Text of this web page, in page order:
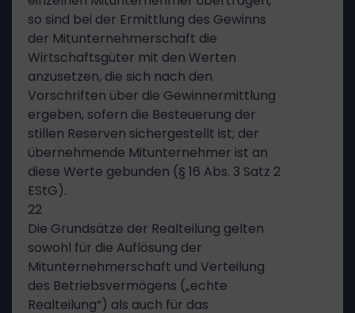
so sind bei der Ermittlung des Gewinns
der Mitunternehmerschaft die
Wirtschaftsgüter mit den Werten
anzusetzen, die sich nach den
Vorschriften über die Gewinnermittlung
ergeben, sofern die Besteuerung der
stillen Reserven sichergestellt ist; der
übernehmende Mitunternehmer ist an
diese Werte gebunden (§ 16 Abs. 3 Satz 2
EStG).
22
Die Grundsätze der Realteilung gelten
sowohl für die Auflösung der
Mitunternehmerschaft und Verteilung
des Betriebsvermögens („echte
Realteilung“) als auch für das